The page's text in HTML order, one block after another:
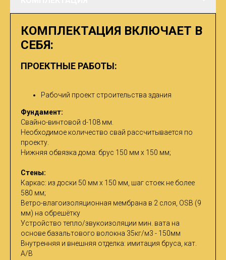
КОМПЛЕКТАЦИЯ ВКЛЮЧАЕТ В
СЕБЯ:
ПРОЕКТНЫЕ РАБОТЫ:
Рабочий проект строительства здания
Фундамент:
Свайно-винтовой d-108 мм.
Необходимое количество свай рассчитывается по
проекту.
Нижняя обвязка дома: брус 150 мм х 150 мм;
Стены:
Каркас: из доски 50 мм х 150 мм, шаг стоек не более
580 мм;
Ветро-влагоизоляционная мембрана в 2 слоя, OSB (9
мм) на обрешётку
Устройство тепло/звукоизоляции мин. вата на
основе базальтового волокна 35кг/м3 - 150мм
Внутренняя и внешняя отделка: имитация бруса, кат.
A/B